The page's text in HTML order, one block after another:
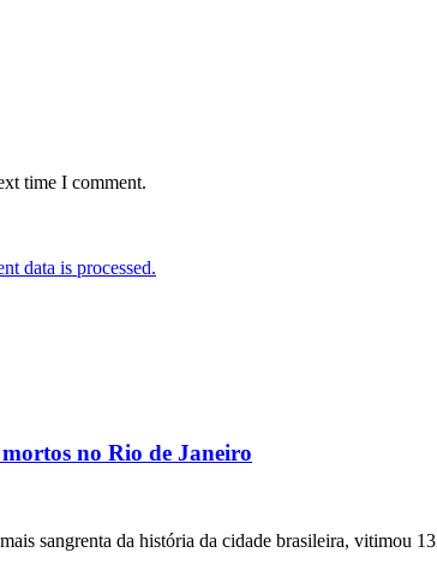
time I comment.
data is processed.
no Rio de Janeiro
sangrenta da história da cidade brasileira, vitimou